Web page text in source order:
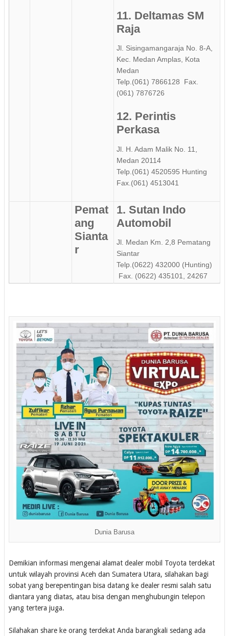
11. Deltamas SM
Raja
Jl. Sisingamangaraja No. 8-A,
Kec. Medan Amplas, Kota
Medan
Telp.(061) 7866128 Fax.
(061) 7876726
12. Perintis
Perkasa
Jl. H. Adam Malik No. 11,
Medan 20114
Telp.(061) 4520595 Hunting
Fax.(061) 4513041
Pemat
ang
Sianta
r
1. Sutan Indo
Automobil
Jl. Medan Km. 2,8 Pematang
Siantar
Telp.(0622) 432000 (Hunting)
Fax. (0622) 435101, 24267
Dunia Barusa
Demikian informasi mengenai alamat dealer mobil Toyota terdekat
untuk wilayah provinsi Aceh dan Sumatera Utara, silahakan bagi
sobat yang berepentingan bisa datang ke dealer resmi salah satu
diantara yang diatas, atau bisa dengan menghubungin telepon
yang tertera juga.
Silahakan share ke orang terdekat Anda barangkali sedang ada